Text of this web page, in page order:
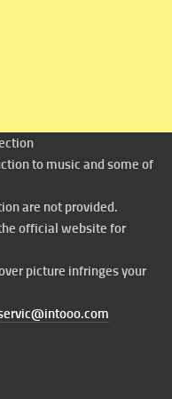
to music and some of
are not provided.
official website for
picture infringes your